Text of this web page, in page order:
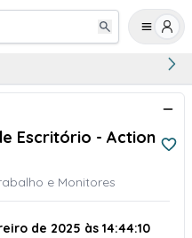
Escritório - Action
e Monitores
de 2025 às 14:44:10